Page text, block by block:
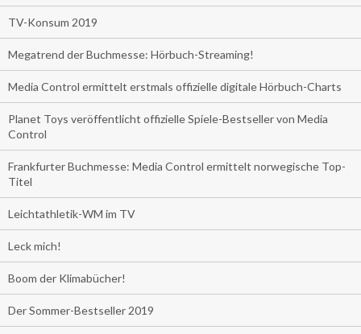
TV-Konsum 2019
Megatrend der Buchmesse: Hörbuch-Streaming!
Media Control ermittelt erstmals offizielle digitale Hörbuch-Charts
Planet Toys veröffentlicht offizielle Spiele-Bestseller von Media
Control
Frankfurter Buchmesse: Media Control ermittelt norwegische Top-
Titel
Leichtathletik-WM im TV
Leck mich!
Boom der Klimabücher!
Der Sommer-Bestseller 2019